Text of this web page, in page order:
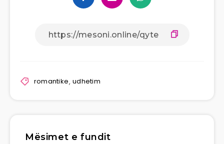
romantike, udhetim
Mësimet e fundit